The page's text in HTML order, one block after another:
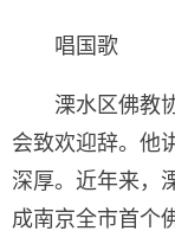
唱国歌
溧水区佛教
会致欢迎辞。他
深厚。近年来，
成南京全市首个